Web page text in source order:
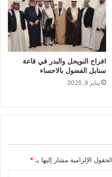
افراح النويحل والبدر في قاعة
سنابل الفضول بالاحساء
يناير 9, 2025
الحقول الإلزامية مشار إليها بـ*